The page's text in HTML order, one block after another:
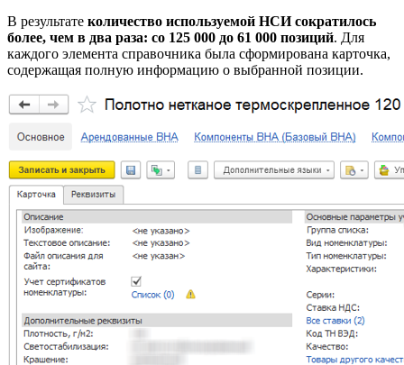
В результате количество используемой НСИ сократилось
более, чем в два раза: со 125 000 до 61 000 позиций. Для
каждого элемента справочника была сформирована карточка,
содержащая полную информацию о выбранной позиции.